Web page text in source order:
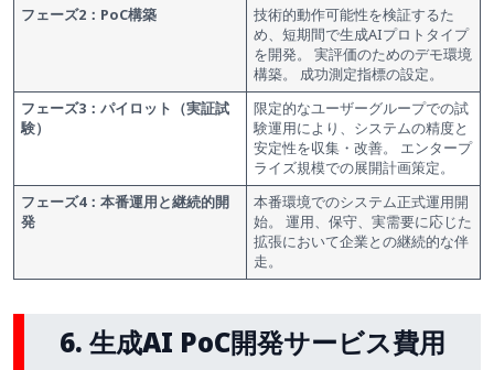
フェーズ2：PoC構築
技術的動作可能性を検証するた
め、短期間で生成AIプロトタイプ
を開発。 実評価のためのデモ環境
構築。 成功測定指標の設定。
フェーズ3：パイロット（実証試
験）
限定的なユーザーグループでの試
験運用により、システムの精度と
安定性を収集・改善。 エンタープ
ライズ規模での展開計画策定。
フェーズ4：本番運用と継続的開
発
本番環境でのシステム正式運用開
始。 運用、保守、実需要に応じた
拡張において企業との継続的な伴
走。
6. 生成AI PoC開発サービス費用